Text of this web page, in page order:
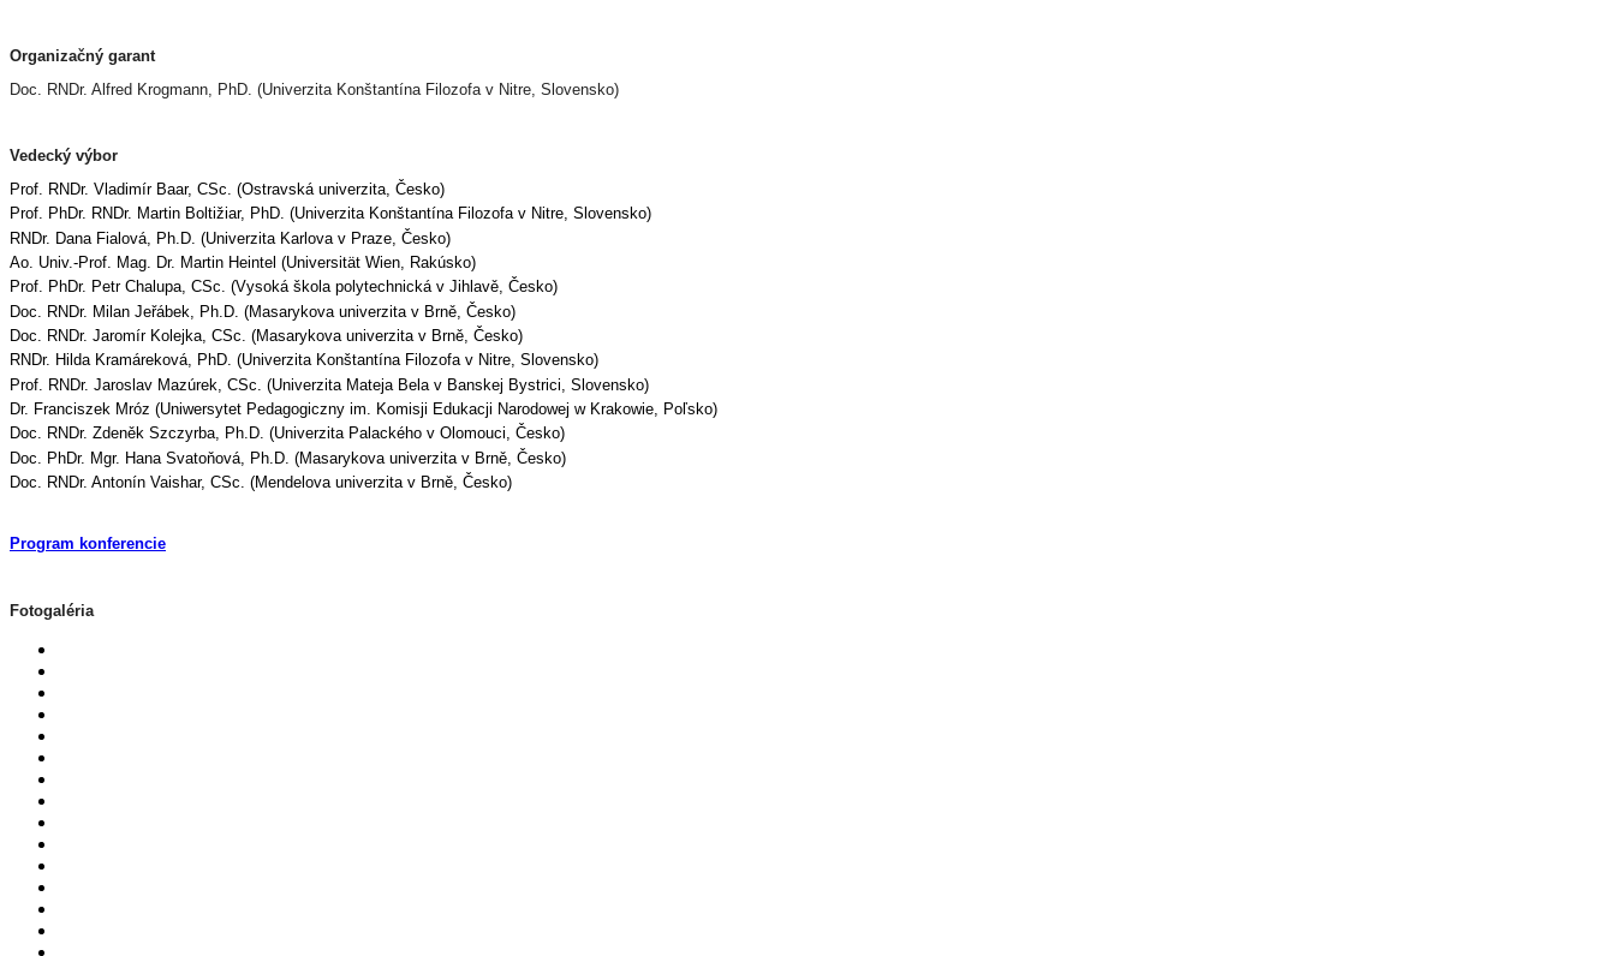
Organizačný garant
Doc. RNDr. Alfred Krogmann, PhD. (Univerzita Konštantína Filozofa v Nitre, Slovensko)
Vedecký výbor
Prof. RNDr. Vladimír Baar, CSc. (Ostravská univerzita, Česko)
Prof. PhDr. RNDr. Martin Boltižiar, PhD. (Univerzita Konštantína Filozofa v Nitre, Slovensko)
RNDr. Dana Fialová, Ph.D. (Univerzita Karlova v Praze, Česko)
Ao. Univ.-Prof. Mag. Dr. Martin Heintel (Universität Wien, Rakúsko)
Prof. PhDr. Petr Chalupa, CSc. (Vysoká škola polytechnická v Jihlavě, Česko)
Doc. RNDr. Milan Jeřábek, Ph.D. (Masarykova univerzita v Brně, Česko)
Doc. RNDr. Jaromír Kolejka, CSc. (Masarykova univerzita v Brně, Česko)
RNDr. Hilda Kramáreková, PhD. (Univerzita Konštantína Filozofa v Nitre, Slovensko)
Prof. RNDr. Jaroslav Mazúrek, CSc. (Univerzita Mateja Bela v Banskej Bystrici, Slovensko)
Dr. Franciszek Mróz (Uniwersytet Pedagogiczny im. Komisji Edukacji Narodowej w Krakowie, Poľsko)
Doc. RNDr. Zdeněk Szczyrba, Ph.D. (Univerzita Palackého v Olomouci, Česko)
Doc. PhDr. Mgr. Hana Svatoňová, Ph.D. (Masarykova univerzita v Brně, Česko)
Doc. RNDr. Antonín Vaishar, CSc. (Mendelova univerzita v Brně, Česko)
Program konferencie
Fotogaléria